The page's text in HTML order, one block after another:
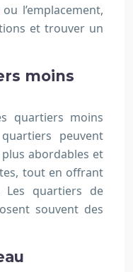
l’emplacement,
et trouver un
moins
quartiers moins
peuvent
abordables et
tout en offrant
Les quartiers de
souvent des